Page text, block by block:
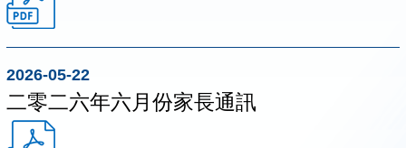
2026-05-22
二零二六年六月份家長通訊